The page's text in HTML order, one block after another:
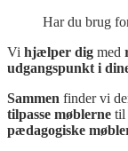
Har du brug
Vi hjælper dig med
udgangspunkt i
Sammen finder vi
tilpasse møblerne til
pædagogiske